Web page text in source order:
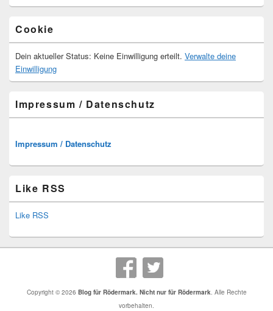
Cookie
Dein aktueller Status: Keine Einwilligung erteilt. Verwalte deine
Einwilligung
Impressum / Datenschutz
Impressum / Datenschutz
Like RSS
Like RSS
Copyright © 2026 Blog für Rödermark. Nicht nur für Rödermark . Alle Rechte
vorbehalten.